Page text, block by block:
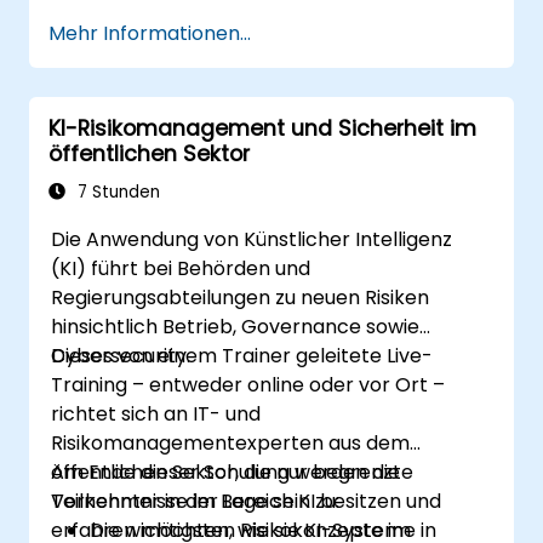
Mehr Informationen...
KI-Risikomanagement und Sicherheit im
öffentlichen Sektor
7 Stunden
Die Anwendung von Künstlicher Intelligenz
(KI) führt bei Behörden und
Regierungsabteilungen zu neuen Risiken
hinsichtlich Betrieb, Governance sowie
Cybersecurity.
Dieses von einem Trainer geleitete Live-
Training – entweder online oder vor Ort –
richtet sich an IT- und
Risikomanagementexperten aus dem
öffentlichen Sektor, die nur begrenzte
Vorkenntnisse im Bereich KI besitzen und
erfahren möchten, wie sie KI-Systeme in
Am Ende dieser Schulung werden die
Teilnehmer in der Lage sein zu:
Die wichtigsten Risikokonzepte im